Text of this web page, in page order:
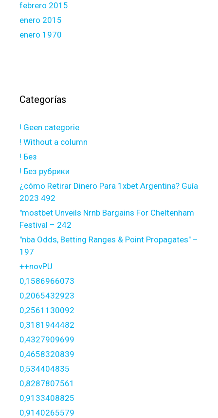
febrero 2015
enero 2015
enero 1970
Categorías
! Geen categorie
! Without a column
! Без
! Без рубрики
¿cómo Retirar Dinero Para 1xbet Argentina? Guía
2023 492
"mostbet Unveils Nrnb Bargains For Cheltenham
Festival – 242
"nba Odds, Betting Ranges & Point Propagates" –
197
++novPU
0,1586966073
0,2065432923
0,2561130092
0,3181944482
0,4327909699
0,4658320839
0,534404835
0,8287807561
0,9133408825
0,9140265579